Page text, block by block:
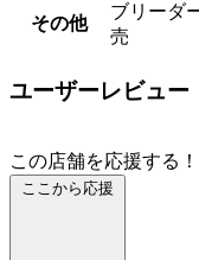
その他
ブリーダ
売
ユーザーレビュー
この店舗を応援する！
ここから応援